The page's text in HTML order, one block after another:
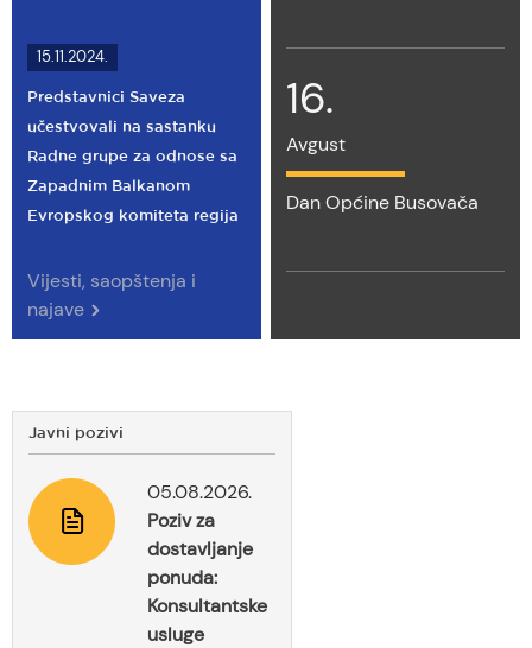
15.11.2024.
Predstavnici Saveza
učestvovali na sastanku
Radne grupe za odnose sa
Zapadnim Balkanom
Evropskog komiteta regija
Vijesti, saopštenja i
najave
16.
Avgust
Dan Općine Busovača
Javni pozivi
05.08.2026.
Poziv za
dostavljanje
ponuda:
Konsultantske
usluge